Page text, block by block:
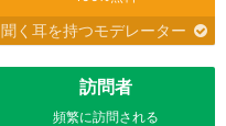
聞く耳を持つモデレーター
訪問者
頻繁に訪問される